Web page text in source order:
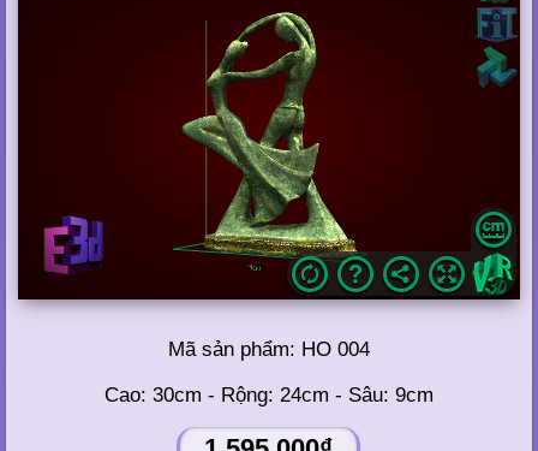
Mã sản phẩm: HO 004
Cao: 30cm - Rộng: 24cm - Sâu: 9cm